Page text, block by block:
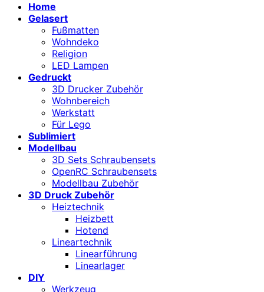
Home
Gelasert
Fußmatten
Wohndeko
Religion
LED Lampen
Gedruckt
3D Drucker Zubehör
Wohnbereich
Werkstatt
Für Lego
Sublimiert
Modellbau
3D Sets Schraubensets
OpenRC Schraubensets
Modellbau Zubehör
3D Druck Zubehör
Heiztechnik
Heizbett
Hotend
Lineartechnik
Linearführung
Linearlager
DIY
Werkzeug